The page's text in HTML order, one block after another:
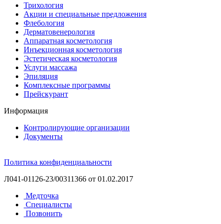
Трихология
Акции и специальные предложения
Флебология
Дерматовенерология
Аппаратная косметология
Инъекционная косметология
Эстетическая косметология
Услуги массажа
Эпиляция
Комплексные программы
Прейскурант
Информация
Контролирующие организации
Документы
Политика конфиденциальности
Л041-01126-23/00311366 от 01.02.2017
Медточка
Специалисты
Позвонить